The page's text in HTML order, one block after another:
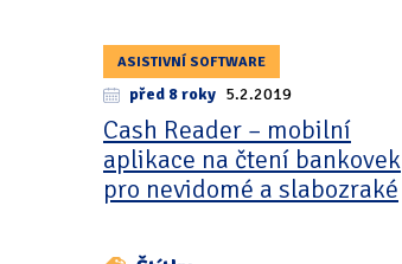
ASISTIVNÍ SOFTWARE
před 8 roky 5.2.2019
Cash Reader – mobilní
aplikace na čtení bankovek
pro nevidomé a slabozraké